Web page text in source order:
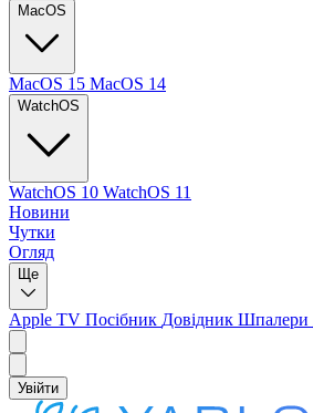
MacOS
MacOS 15 MacOS 14
WatchOS
WatchOS 10 WatchOS 11
Новини
Чутки
Огляд
Ще
Apple TV Посібник Довідник Шпалери
Увійти